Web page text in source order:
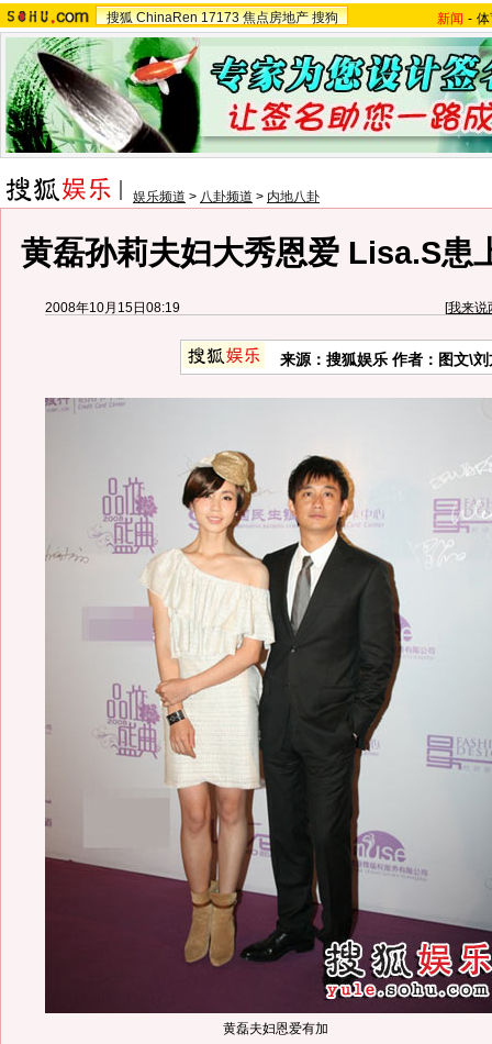
搜狐 ChinaRen 17173 焦点房地产 搜狗 新闻 -
娱乐频道 > 八卦频道 > 内地八卦
黄磊孙莉夫妇大秀恩爱 Lisa.S患
2008年10月15日08:19 [我来说
来源：搜狐娱乐 作者：图文\刘
黄磊夫妇恩爱有加